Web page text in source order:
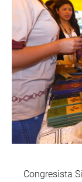
Congresista